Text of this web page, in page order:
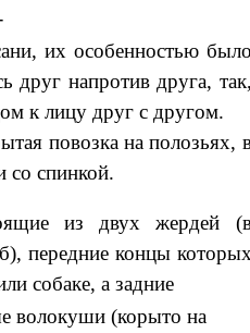
их особенностью
друг напротив друга,
к лицу друг с другом.
повозка на полозьях,
со спинкой.
из двух жердей
передние концы
собаке, а задние
волокуши (корыто на